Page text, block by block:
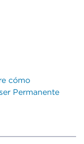
cómo
Permanente